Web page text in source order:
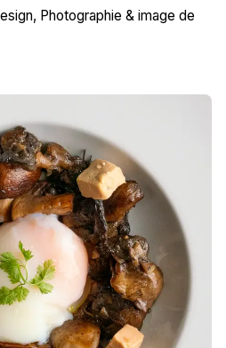
Photographie & image de